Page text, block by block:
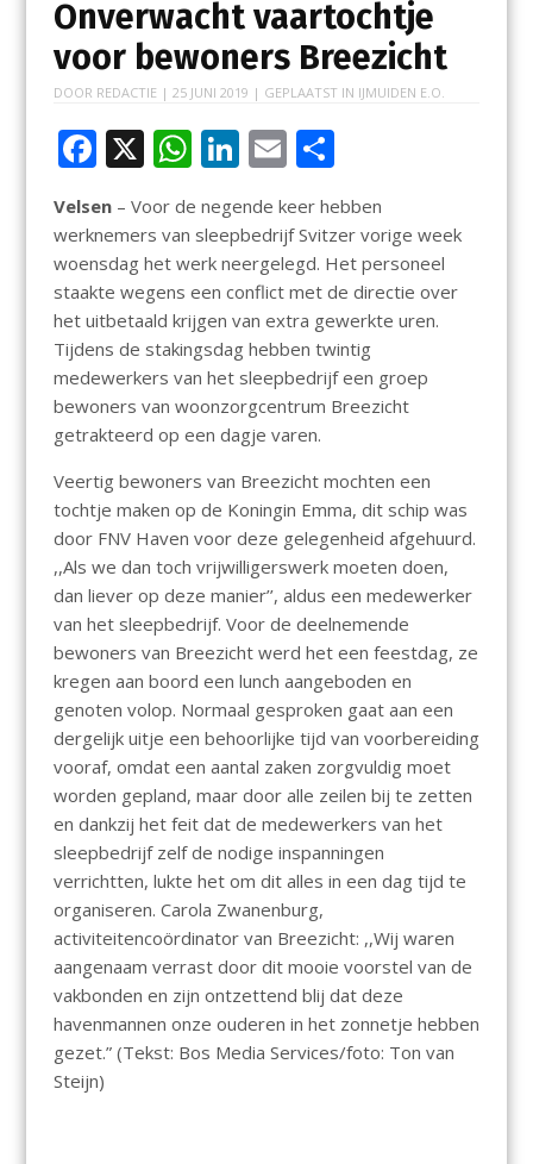
Onverwacht vaartochtje
voor bewoners Breezicht
DOOR REDACTIE | 25 JUNI 2019 | GEPLAATST IN IJMUIDEN E.O.
F
e
b
o
o
k
X W
at
s
A
p
p
Li
n
k
e
dI
n
E
m
ai
l
D
el
e
n
Velsen– Voor de negende keer hebben
werknemers van sleepbedrijf Svitzer vorige week
woensdag het werk neergelegd. Het personeel
staakte wegens een conflict met de directie over
het uitbetaald krijgen van extra gewerkte uren.
Tijdens de stakingsdag hebben twintig
medewerkers van het sleepbedrijf een groep
bewoners van woonzorgcentrum Breezicht
getrakteerd op een dagje varen.
Veertig bewoners van Breezicht mochten een
tochtje maken op de Koningin Emma, dit schip was
door FNV Haven voor deze gelegenheid afgehuurd.
,,Als we dan toch vrijwilligerswerk moeten doen,
dan liever op deze manier’’, aldus een medewerker
van het sleepbedrijf. Voor de deelnemende
bewoners van Breezicht werd het een feestdag, ze
kregen aan boord een lunch aangeboden en
genoten volop. Normaal gesproken gaat aan een
dergelijk uitje een behoorlijke tijd van voorbereiding
vooraf, omdat een aantal zaken zorgvuldig moet
worden gepland, maar door alle zeilen bij te zetten
en dankzij het feit dat de medewerkers van het
sleepbedrijf zelf de nodige inspanningen
verrichtten, lukte het om dit alles in een dag tijd te
organiseren. Carola Zwanenburg,
activiteitencoördinator van Breezicht: ,,Wij waren
aangenaam verrast door dit mooie voorstel van de
vakbonden en zijn ontzettend blij dat deze
havenmannen onze ouderen in het zonnetje hebben
gezet.” (Tekst: Bos Media Services/foto: Ton van
Steijn)